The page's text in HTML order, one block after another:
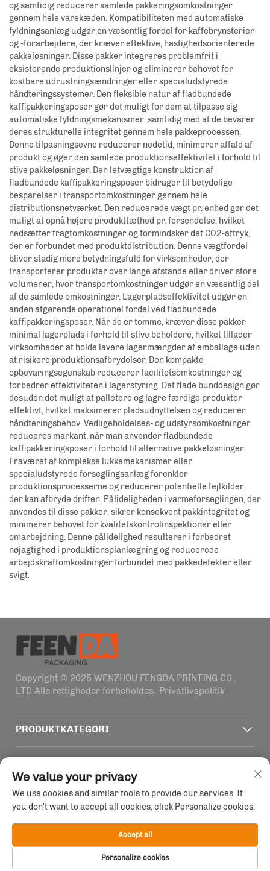
og samtidig reducerer samlede pakkeringsomkostninger
gennem hele varekæden. Kompatibiliteten med automatiske
fyldningsanlæg udgør en væsentlig fordel for kaffebrynsterier
og -forarbejdere, der kræver effektive, hastighedsorienterede
pakkeløsninger. Disse pakker integreres problemfrit i
eksisterende produktionslinjer og eliminerer behovet for
kostbare udrustningsændringer eller specialudstyrede
håndteringssystemer. Den fleksible natur af fladbundede
kaffipakkeringsposer gør det muligt for dem at tilpasse sig
automatiske fyldningsmekanismer, samtidig med at de bevarer
deres strukturelle integritet gennem hele pakkeprocessen.
Denne tilpasningsevne reducerer nedetid, minimerer affald af
produkt og øger den samlede produktionseffektivitet i forhold til
stive pakkeløsninger. Den letvægtige konstruktion af
fladbundede kaffipakkeringsposer bidrager til betydelige
besparelser i transportomkostninger gennem hele
distributionsnetværket. Den reducerede vægt pr. enhed gør det
muligt at opnå højere produkttæthed pr. forsendelse, hvilket
nedsætter fragtomkostninger og formindsker det CO2-aftryk,
der er forbundet med produktdistribution. Denne vægtfordel
bliver stadig mere betydningsfuld for virksomheder, der
transporterer produkter over lange afstande eller driver store
volumener, hvor transportomkostninger udgør en væsentlig del
af de samlede omkostninger. Lagerpladseffektivitet udgør en
anden afgørende operationel fordel ved fladbundede
kaffipakkeringsposer. Når de er tomme, kræver disse pakker
minimal lagerplads i forhold til stive beholdere, hvilket tillader
virksomheder at holde lavere lagermængder af emballage uden
at risikere produktionsafbrydelser. Den kompakte
opbevaringsegenskab reducerer facilitetsomkostninger og
forbedrer effektiviteten i lagerstyring. Det flade bunddesign gør
desuden det muligt at palletere og lagre færdige produkter
effektivt, hvilket maksimerer pladsudnyttelsen og reducerer
håndteringsbehov. Vedligeholdelses- og udstyrsomkostninger
reduceres markant, når man anvender fladbundede
kaffipakkeringsposer i forhold til alternative pakkeløsninger.
Fraværet af komplekse lukkemekanismer eller
specialudstyrede forseglingsanlæg forenkler
produktionsprocesserne og reducerer potentielle fejlkilder,
der kan afbryde driften. Pålideligheden i varmeforseglingen, der
anvendes til disse pakker, sikrer konsekvent pakkintegritet og
minimerer behovet for kvalitetskontrolinspektioner eller
omarbejdning. Denne pålidelighed resulterer i forbedret
nøjagtighed i produktionsplanlægning og reducerede
arbejdskraftomkostninger forbundet med pakkedefekter eller
svigt.
Copyright © 2025 WENZHOU FENGDA PRINTING CO.,
LTD Alle rettigheder forbeholdes. Privatlivspolitik
PRODUKTKATEGORI
KONTAKTOPLYSNINGER
Office add : Bygning 4, nr. 1915-2011 Haifeng vej,
Wenzhou, Zhejiang, Kina
E-mail:[email protected]
+86-13758856618
We value your privacy
We use cookies and similar tools to provide our services. If
you don't want to accept all cookies, click Personalize cookies.
Personalize cookies
Accept all